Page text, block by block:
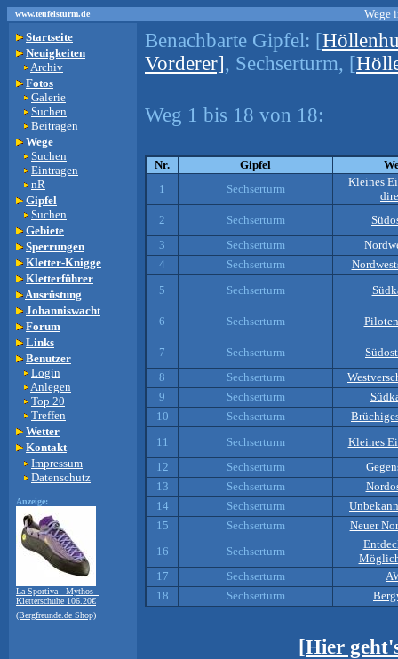
www.teufelsturm.de
Wege
Startseite
Neuigkeiten
Archiv
Fotos
Galerie
Suchen
Beitragen
Wege
Suchen
Eintragen
nR
Gipfel
Suchen
Gebiete
Sperrungen
Kletter-Knigge
Kletterführer
Ausrüstung
Johanniswacht
Forum
Links
Benutzer
Login
Anlegen
Top 20
Treffen
Wetter
Kontakt
Impressum
Datenschutz
Anzeige:
La Sportiva - Mythos -
Kletterschuhe 106.20€
(Bergfreunde.de Shop)
Benachbarte Gipfel: [
Vorderer], Sechserturm, [
Weg 1 bis 18 von 18:
Nr. Gipfel
1
Sechserturm
Kleines
2
Sechserturm
3
Sechserturm
4
Sechserturm
5
Sechserturm
6 Sechserturm
7 Sechserturm
8
Sechserturm
9
Sechserturm
10
Sechserturm
11
Sechserturm
Kleines
12
Sechserturm
13
Sechserturm
14
Sechserturm
15
Sechserturm
Neuer
16
Sechserturm
17
Sechserturm
18
Sechserturm
[Hier